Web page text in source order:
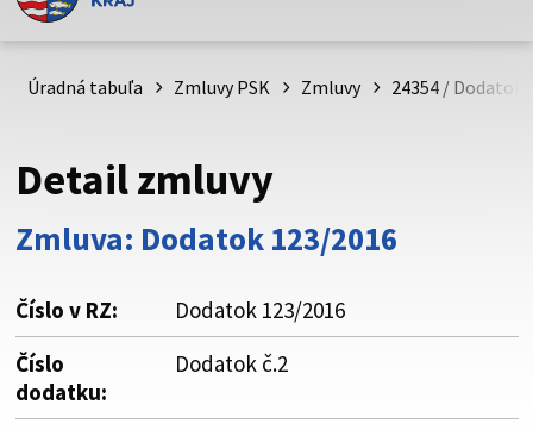
Toto je oficiálna webová stránka Prešovského
psk.sk.
Buďte pozorní a vždy sa uistite, že zdieľate informácie iba
cez zabezpečenú webovú stránku. Zabezpečená stránka
vždy začína https:// pred názvom domény webového sídla.
Úradná tabuľa Zmluvy PSK Zmluvy 24354 / Dodatok
Detail zmluvy
Zmluva: Dodatok 123/2016
Číslo v RZ:
Dodatok 123/2016
Číslo
dodatku:
Dodatok č.2